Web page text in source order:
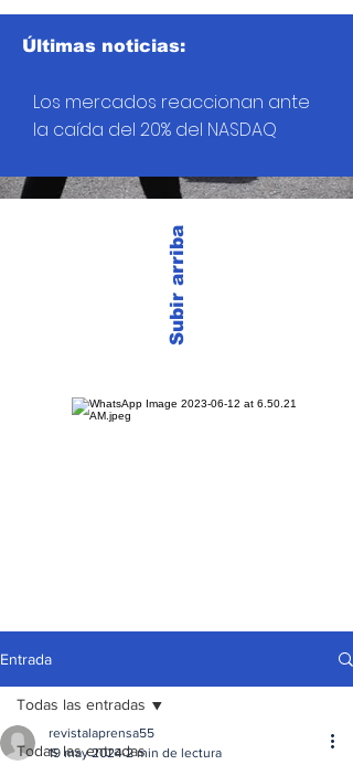
Subir arriba
Últimas noticias:
Los mercados reaccionan ante
la caída del 20% del NASDAQ
Entrada
Todas las entradas
Todas las entradas
revistalaprensa55
19 may 2024 2 min de lectura